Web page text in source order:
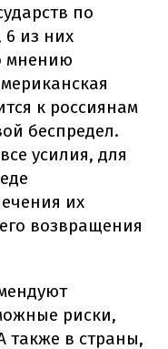
по
6 из них
мнению
к россиянам
беспредел.
усилия, для
их
возвращения
риски,
также в страны,